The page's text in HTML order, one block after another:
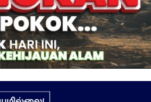
Osai